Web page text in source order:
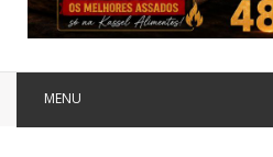
MENU